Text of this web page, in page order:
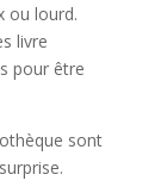
ou lourd.
livre
pour être
sont